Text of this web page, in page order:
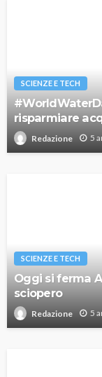
SCIENZE E TECH
risparmiare
Redazione 5
SCIENZE E TECH
Oggi si ferma
sciopero
Redazione 5